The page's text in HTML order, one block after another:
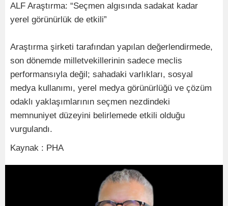
ALF Araştırma: “Seçmen algısında sadakat kadar
yerel görünürlük de etkili”
Araştırma şirketi tarafından yapılan değerlendirmede,
son dönemde milletvekillerinin sadece meclis
performansıyla değil; sahadaki varlıkları, sosyal
medya kullanımı, yerel medya görünürlüğü ve çözüm
odaklı yaklaşımlarının seçmen nezdindeki
memnuniyet düzeyini belirlemede etkili olduğu
vurgulandı.
Kaynak : PHA